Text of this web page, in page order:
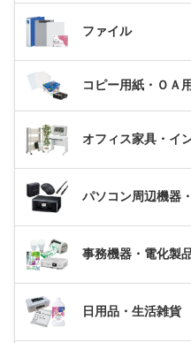
ファイル
コピー用紙・ＯＡ
オフィス家具・イ
パソコン周辺機器
事務機器・電化製
日用品・生活雑貨